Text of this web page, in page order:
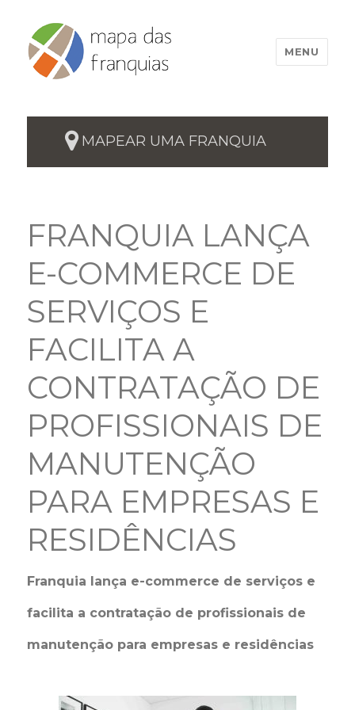
MENU
MAPEAR UMA FRANQUIA
FRANQUIA LANÇA
E-COMMERCE DE
SERVIÇOS E
FACILITA A
CONTRATAÇÃO DE
PROFISSIONAIS DE
MANUTENÇÃO
PARA EMPRESAS E
RESIDÊNCIAS
Franquia lança e-commerce de serviços e
facilita a contratação de profissionais de
manutenção para empresas e residências